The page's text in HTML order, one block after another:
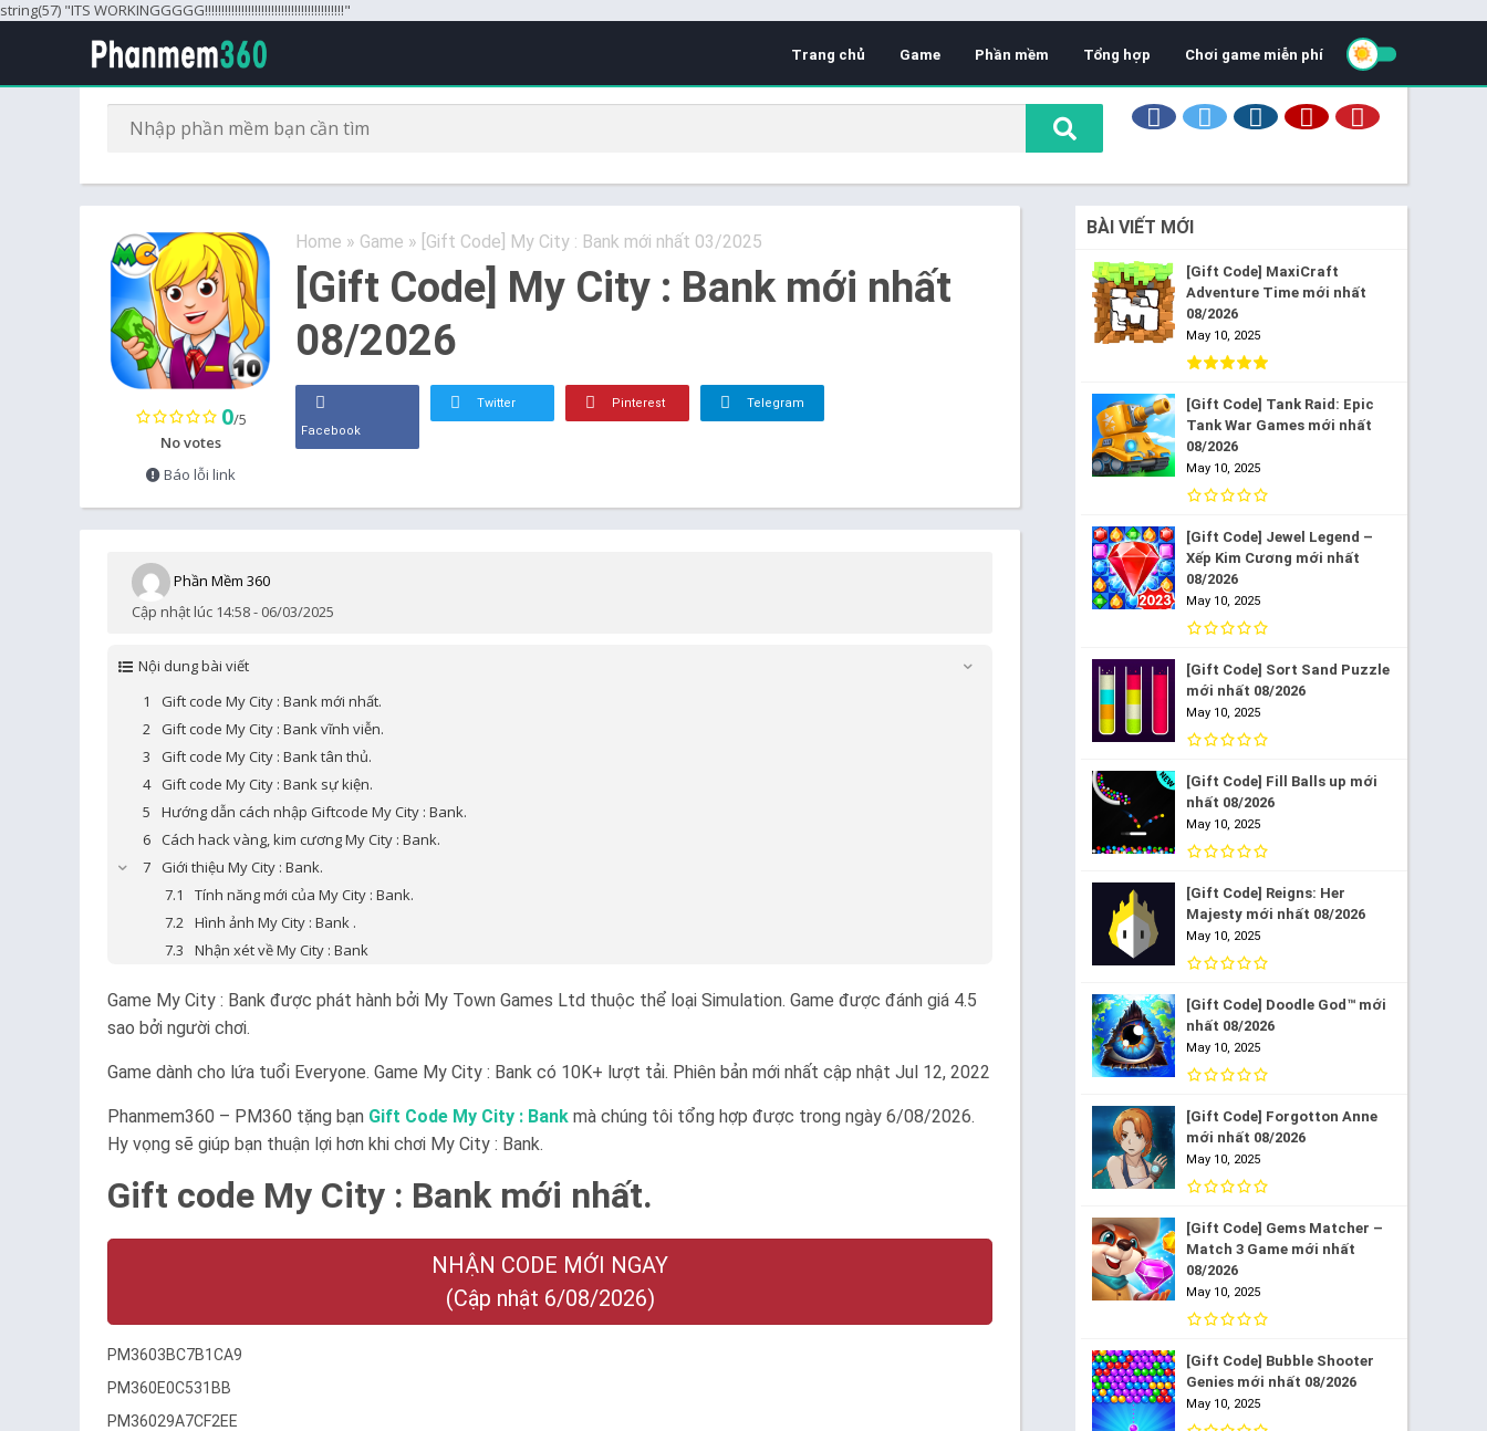
string(57) "ITS WORKINGGGGG!!!!!!!!!!!!!!!!!!!!!!!!!!!!!!!!!!!!!!!!!!"
Trang chủ Game Phần mềm Tổng hợp Chơi game miễn phí
Home » Game » [Gift Code] My City : Bank mới nhất 03/2025
[Gift Code] My City : Bank mới nhất
08/2026
0/5
No votes
Báo lỗi link
Facebook
Twitter Pinterest Telegram
Phần Mềm 360
Cập nhật lúc 14:58 - 06/03/2025
Nội dung bài viết
Gift code My City : Bank mới nhất.
Gift code My City : Bank vĩnh viễn.
Gift code My City : Bank tân thủ.
Gift code My City : Bank sự kiện.
Hướng dẫn cách nhập Giftcode My City : Bank.
Cách hack vàng, kim cương My City : Bank.
Giới thiệu My City : Bank.
Tính năng mới của My City : Bank.
Hình ảnh My City : Bank .
Nhận xét về My City : Bank
Game My City : Bank được phát hành bởi My Town Games Ltd thuộc thể loại Simulation. Game được đánh giá 4.5
sao bởi người chơi.
Game dành cho lứa tuổi Everyone. Game My City : Bank có 10K+ lượt tải. Phiên bản mới nhất cập nhật Jul 12, 2022
Phanmem360 – PM360 tặng bạn Gift Code My City : Bank mà chúng tôi tổng hợp được trong ngày 6/08/2026.
Hy vọng sẽ giúp bạn thuận lợi hơn khi chơi My City : Bank.
Gift code My City : Bank mới nhất.
NHẬN CODE MỚI NGAY
(Cập nhật 6/08/2026)
PM3603BC7B1CA9
PM360E0C531BB
PM36029A7CF2EE
BÀI VIẾT MỚI
[Gift Code] MaxiCraft
Adventure Time mới nhất
08/2026
May 10, 2025
[Gift Code] Tank Raid: Epic
Tank War Games mới nhất
08/2026
May 10, 2025
[Gift Code] Jewel Legend –
Xếp Kim Cương mới nhất
08/2026
May 10, 2025
[Gift Code] Sort Sand Puzzle
mới nhất 08/2026
May 10, 2025
[Gift Code] Fill Balls up mới
nhất 08/2026
May 10, 2025
[Gift Code] Reigns: Her
Majesty mới nhất 08/2026
May 10, 2025
[Gift Code] Doodle God™ mới
nhất 08/2026
May 10, 2025
[Gift Code] Forgotton Anne
mới nhất 08/2026
May 10, 2025
[Gift Code] Gems Matcher –
Match 3 Game mới nhất
08/2026
May 10, 2025
[Gift Code] Bubble Shooter
Genies mới nhất 08/2026
May 10, 2025